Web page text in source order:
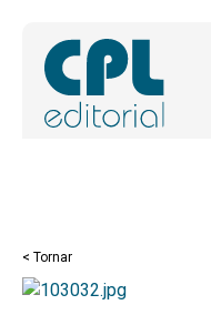
REVISTES
FORMES
< Tornar